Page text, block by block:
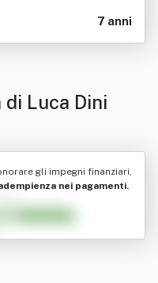
7 anni
di Luca Dini
gli impegni finanziari,
nei pagamenti.